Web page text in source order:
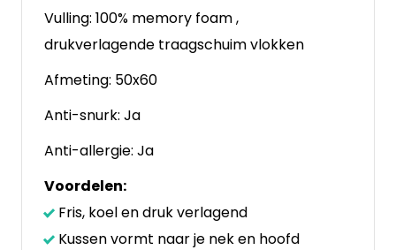
Vulling: 100% memory foam ,
drukverlagende traagschuim vlokken
Afmeting: 50x60
Anti-snurk: Ja
Anti-allergie: Ja
Voordelen:
Fris, koel en druk verlagend
Kussen vormt naar je nek en hoofd